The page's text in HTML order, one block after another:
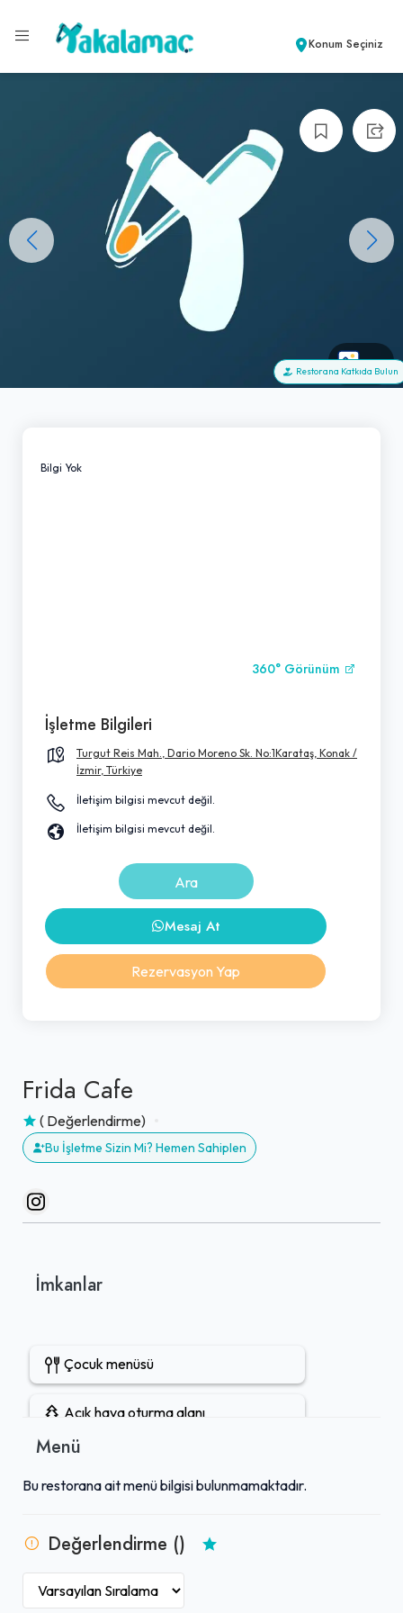
Konum Seçiniz
+0
Restorana Katkıda Bulun
Frida Cafe
( Değerlendirme)
Bu İşletme Sizin Mi? Hemen Sahiplen
İmkanlar
Çocuk menüsü
Açık hava oturma alanı
Bira servisi
Kokteyl servisi
Menü
Bu restorana ait menü bilgisi bulunmamaktadır.
Değerlendirme ()
Bilgi Yok
360° Görünüm
İşletme Bilgileri
Turgut Reis Mah., Dario Moreno Sk. No:1Karataş, Konak /
İzmir, Türkiye
İletişim bilgisi mevcut değil.
İletişim bilgisi mevcut değil.
Ara
Mesaj At
Rezervasyon Yap